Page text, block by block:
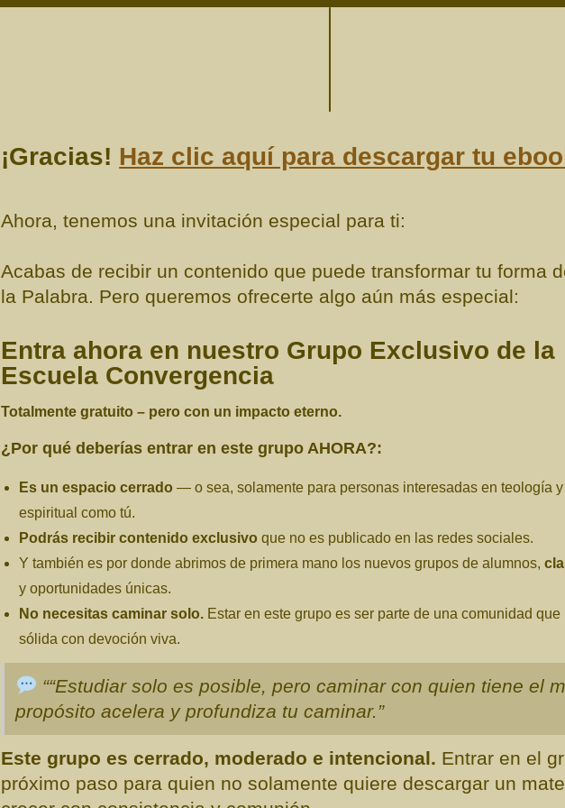
¡Gracias! Haz clic aquí para descargar tu
Ahora, tenemos una invitación especial para ti:
Acabas de recibir un contenido que puede transformar tu forma
la Palabra. Pero queremos ofrecerte algo aún más especial:
Entra ahora en nuestro Grupo Exclusivo de la
Escuela Convergencia
Totalmente gratuito – pero con un impacto eterno.
¿Por qué deberías entrar en este grupo AHORA?:
Es un espacio cerrado — o sea, solamente para personas interesadas en teología
espiritual como tú.
Podrás recibir contenido exclusivo que no es publicado en las redes sociales.
Y también es por donde abrimos de primera mano los nuevos grupos de alumnos,
y oportunidades únicas.
No necesitas caminar solo. Estar en este grupo es ser parte de una comunidad que
sólida con devoción viva.
““Estudiar solo es posible, pero caminar con quien tiene el
propósito acelera y profundiza tu caminar.”
Este grupo es cerrado, moderado e intencional. Entrar en el
próximo paso para quien no solamente quiere descargar un